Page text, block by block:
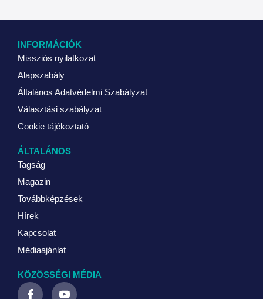
INFORMÁCIÓK
Missziós nyilatkozat
Alapszabály
Általános Adatvédelmi Szabályzat
Választási szabályzat
Cookie tájékoztató
ÁLTALÁNOS
Tagság
Magazin
Továbbképzések
Hírek
Kapcsolat
Médiaajánlat
KÖZÖSSÉGI MÉDIA